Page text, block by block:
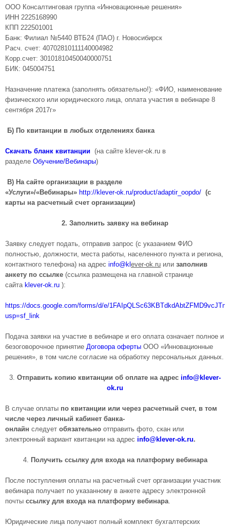
ООО Консалтинговая группа «Инновационные решения»
ИНН 2225168990
КПП 222501001
Банк: Филиал №5440 ВТБ24 (ПАО) г. Новосибирск
Расч. счет: 40702810111140004982
Корр.счет: 30101810450040000751
БИК: 045004751
Назначение платежа (заполнять обязательно!): «ФИО, наименование
физического или юридического лица, оплата участия в вебинаре 8
сентября 2017г»
Б) По квитанции в любых отделениях банка
Скачать бланк квитанции (на сайте klever-ok.ru в
разделе Обучение/Вебинары)
В) На сайте организации в разделе
«Услуги»/«Вебинары» http://klever-ok.ru/product/adaptir_oopdo/ (с
карты на расчетный счет организации)
2. Заполнить заявку на вебинар
Заявку следует подать, отправив запрос (с указанием ФИО
полностью, должности, места работы, населенного пункта и региона,
контактного телефона) на адрес info@kl ever-ok.ru или заполнив
анкету по ссылке (ссылка размещена на главной странице
сайта klever-ok.ru ):
https://docs.google.com/forms/d/e/
usp=sf_link
Подача заявки на участие в вебинаре и его оплата означает полное и
безоговорочное принятие Договора оферты ООО «Инновационные
решения», в том числе согласие на обработку персональных данных.
3.​ Отправить копию квитанции об оплате на адрес info@klever-
ok.ru
В случае оплаты по квитанции или через расчетный счет, в том
числе через личный кабинет банка-
онлайн следует обязательно отправить фото, скан или
электронный вариант квитанции на адрес info@klever-ok.ru.
4.​ Получить ссылку для входа на платформу вебинара
После поступления оплаты на расчетный счет организации участник
вебинара получает по указанному в анкете адресу электронной
почты ссылку для входа на платформу вебинара.
Юридические лица получают полный комплект бухгалтерских